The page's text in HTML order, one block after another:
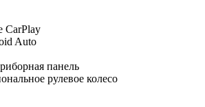
CarPlay
Auto
панель
рулевое колесо